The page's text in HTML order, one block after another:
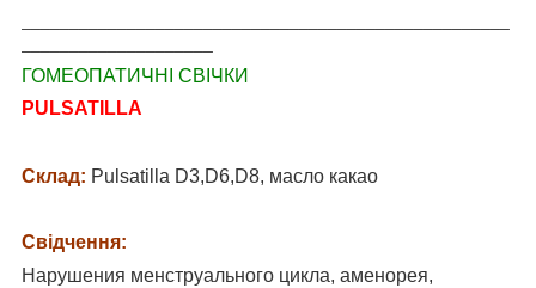
ГОМЕОПАТИЧНІ СВІЧКИ
PULSATILLA
Склад: Pulsatilla D3,D6,D8, масло какао
Свідчення:
Нарушения менструального цикла, аменорея,